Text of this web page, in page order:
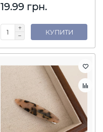
19.99 грн.
КУПИТИ